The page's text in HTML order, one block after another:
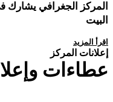
المركز الجغرافي يشارك
البيت
اقرأ المزيد
إعلانات المركز
عطاءات